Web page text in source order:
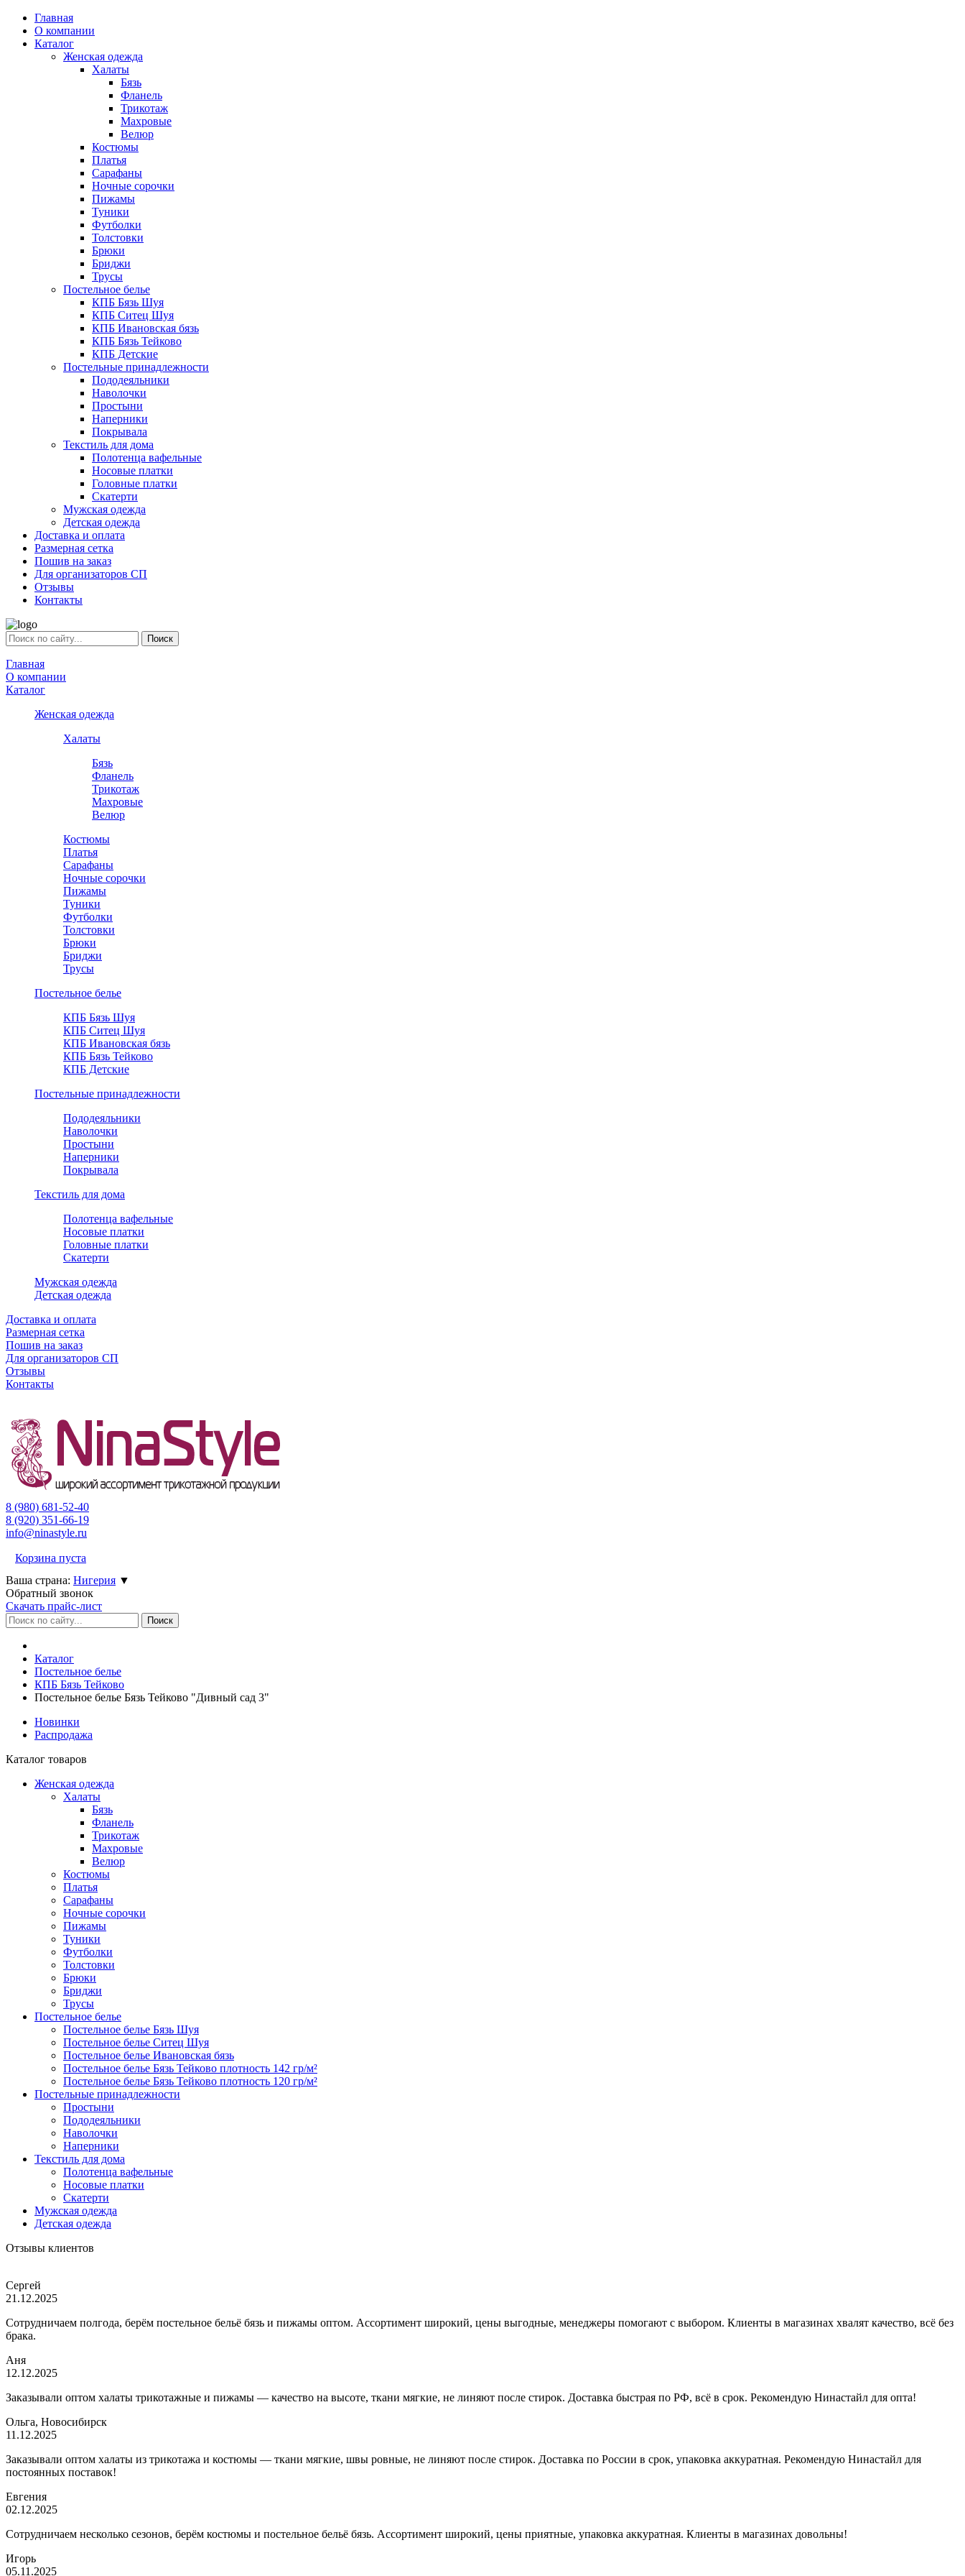
Главная
О компании
Каталог
Женская одежда
Халаты
Бязь
Фланель
Трикотаж
Махровые
Велюр
Костюмы
Платья
Сарафаны
Ночные сорочки
Пижамы
Туники
Футболки
Толстовки
Брюки
Бриджи
Трусы
Постельное белье
КПБ Бязь Шуя
КПБ Ситец Шуя
КПБ Ивановская бязь
КПБ Бязь Тейково
КПБ Детские
Постельные принадлежности
Пододеяльники
Наволочки
Простыни
Наперники
Покрывала
Текстиль для дома
Полотенца вафельные
Носовые платки
Головные платки
Скатерти
Мужская одежда
Детская одежда
Доставка и оплата
Размерная сетка
Пошив на заказ
Для организаторов СП
Отзывы
Контакты
Главная
О компании
Каталог
Женская одежда
Халаты
Бязь
Фланель
Трикотаж
Махровые
Велюр
Костюмы
Платья
Сарафаны
Ночные сорочки
Пижамы
Туники
Футболки
Толстовки
Брюки
Бриджи
Трусы
Постельное белье
КПБ Бязь Шуя
КПБ Ситец Шуя
КПБ Ивановская бязь
КПБ Бязь Тейково
КПБ Детские
Постельные принадлежности
Пододеяльники
Наволочки
Простыни
Наперники
Покрывала
Текстиль для дома
Полотенца вафельные
Носовые платки
Головные платки
Скатерти
Мужская одежда
Детская одежда
Доставка и оплата
Размерная сетка
Пошив на заказ
Для организаторов СП
Отзывы
Контакты
8 (980) 681-52-40
8 (920) 351-66-19
info@ninastyle.ru
Корзина пуста
Ваша страна: Нигерия ▼
Обратный звонок
Скачать прайс-лист
Каталог
Постельное белье
КПБ Бязь Тейково
Постельное белье Бязь Тейково "Дивный сад 3"
Новинки
Распродажа
Каталог товаров
Женская одежда
Халаты
Бязь
Фланель
Трикотаж
Махровые
Велюр
Костюмы
Платья
Сарафаны
Ночные сорочки
Пижамы
Туники
Футболки
Толстовки
Брюки
Бриджи
Трусы
Постельное белье
Постельное белье Бязь Шуя
Постельное белье Ситец Шуя
Постельное белье Ивановская бязь
Постельное белье Бязь Тейково плотность 142 гр/м²
Постельное белье Бязь Тейково плотность 120 гр/м²
Постельные принадлежности
Простыни
Пододеяльники
Наволочки
Наперники
Текстиль для дома
Полотенца вафельные
Носовые платки
Скатерти
Мужская одежда
Детская одежда
Отзывы клиентов
Сергей
21.12.2025
Сотрудничаем полгода, берём постельное бельё бязь и пижамы оптом. Ассортимент широкий, цены выгодные, менеджеры помогают с выбором. Клиенты в магазинах хвалят качество, всё без
брака.
Аня
12.12.2025
Заказывали оптом халаты трикотажные и пижамы — качество на высоте, ткани мягкие, не линяют после стирок. Доставка быстрая по РФ, всё в срок. Рекомендую Нинастайл для опта!
Ольга, Новосибирск
11.12.2025
Заказывали оптом халаты из трикотажа и костюмы — ткани мягкие, швы ровные, не линяют после стирок. Доставка по России в срок, упаковка аккуратная. Рекомендую Нинастайл для
постоянных поставок!
Евгения
02.12.2025
Сотрудничаем несколько сезонов, берём костюмы и постельное бельё бязь. Ассортимент широкий, цены приятные, упаковка аккуратная. Клиенты в магазинах довольны!
Игорь
05.11.2025